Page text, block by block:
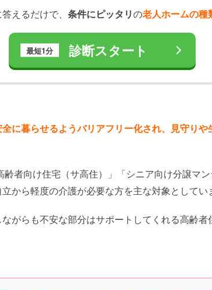
えるだけで、 条件にピッタリの老人ホームの種
最短1分 診断スタート
に暮らせるようバリアフリー化され、見守り
者向け住宅（サ高住）」「シニア向け分譲マ
から軽度の介護が必要な方を主な対象としてい
がらも不安な部分はサポートしてくれる高齢